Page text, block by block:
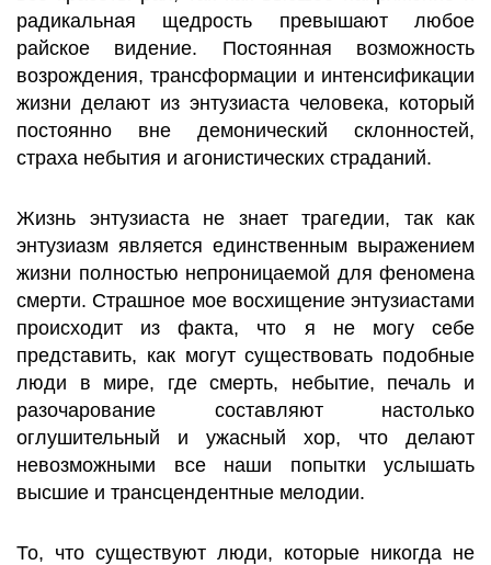
радикальная щедрость превышают любое
райское видение. Постоянная возможность
возрождения, трансформации и интенсификации
жизни делают из энтузиаста человека, который
постоянно вне демонический склонностей,
страха небытия и агонистических страданий.
Жизнь энтузиаста не знает трагедии, так как
энтузиазм является единственным выражением
жизни полностью непроницаемой для феномена
смерти. Страшное мое восхищение энтузиастами
происходит из факта, что я не могу себе
представить, как могут существовать подобные
люди в мире, где смерть, небытие, печаль и
разочарование составляют настолько
оглушительный и ужасный хор, что делают
невозможными все наши попытки услышать
высшие и трансцендентные мелодии.
То, что существуют люди, которые никогда не